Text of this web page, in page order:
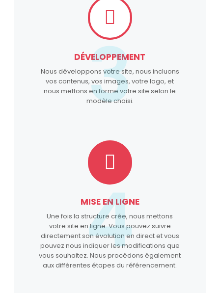
DÉVELOPPEMENT
Nous développons votre site, nous incluons
vos contenus, vos images, votre logo, et
nous mettons en forme votre site selon le
modèle choisi.
3
MISE EN LIGNE
Une fois la structure crée, nous mettons
votre site en ligne. Vous pouvez suivre
directement son évolution en direct et vous
pouvez nous indiquer les modifications que
vous souhaitez. Nous procédons également
aux différentes étapes du référencement.
4